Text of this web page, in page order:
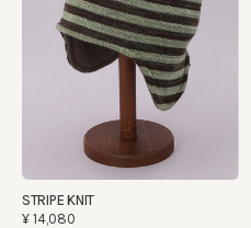
STRIPE KNIT
¥14,080